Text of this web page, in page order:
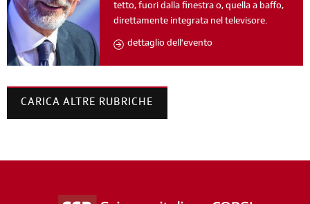
tetto, fuori dalla finestra o, quella a baffo,
direttamente integrata nel televisore.
dettaglio dell'evento
CARICA ALTRE RUBRICHE